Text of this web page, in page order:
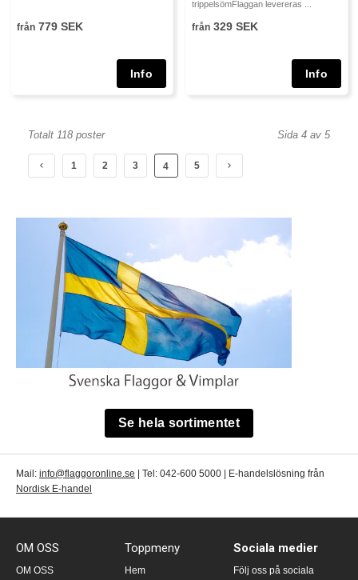
från 779 SEK
trippelsömFlaggan levereras ...
från 329 SEK
Totalt 118 poster Sida 4 av 5
1 2 3 4 5
Se hela sortimentet
Mail: info@flaggoronline.se | Tel: 042-600 5000 | E-handelslösning från
Nordisk E-handel
OM OSS
OM OSS
Toppmeny
Hem
Sociala medier
Följ oss på sociala